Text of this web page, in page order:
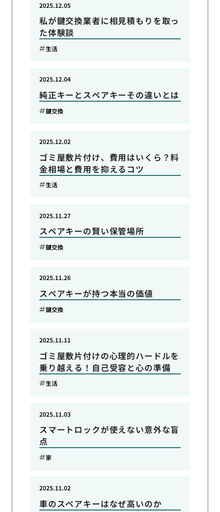
私が鍵交換業者に相見積もりを取っ
た体験談
2025.12.05
生活
純正キーとスペアキーその違いとは
2025.12.04
鍵交換
ゴミ屋敷片付け、費用はいくら？料
金相場と費用を抑えるコツ
2025.12.02
生活
スペアキーの賢い保管場所
2025.11.27
鍵交換
スペアキーが持つ本当の価値
2025.11.26
鍵交換
ゴミ屋敷片付けの心理的ハードルを
乗り越える！自己受容と心の準備
2025.11.11
生活
スマートロックが使えない意外な盲
点
2025.11.03
家
車のスペアキーはなぜ高いのか
2025.11.02